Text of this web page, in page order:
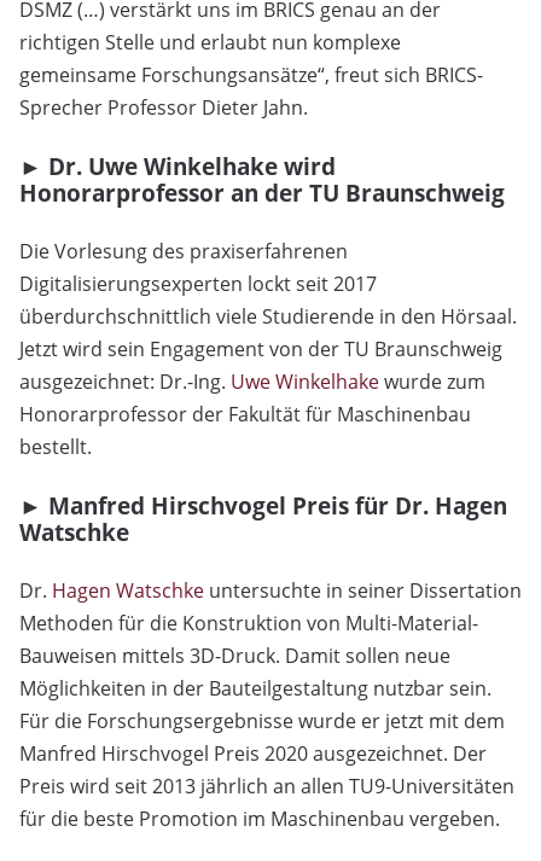
DSMZ (…) verstärkt uns im BRICS genau an der
richtigen Stelle und erlaubt nun komplexe
gemeinsame Forschungsansätze“, freut sich BRICS-
Sprecher Professor Dieter Jahn.
► Dr. Uwe Winkelhake wird
Honorarprofessor an der TU Braunschweig
Die Vorlesung des praxiserfahrenen
Digitalisierungsexperten lockt seit 2017
überdurchschnittlich viele Studierende in den Hörsaal.
Jetzt wird sein Engagement von der TU Braunschweig
ausgezeichnet: Dr.-Ing. Uwe Winkelhakewurde zum
Honorarprofessor der Fakultät für Maschinenbau
bestellt.
► Manfred Hirschvogel Preis für Dr. Hagen
Watschke
Dr. Hagen Watschke untersuchte in seiner Dissertation
Methoden für die Konstruktion von Multi-Material-
Bauweisen mittels 3D-Druck. Damit sollen neue
Möglichkeiten in der Bauteilgestaltung nutzbar sein.
Für die Forschungsergebnisse wurde er jetzt mit dem
Manfred Hirschvogel Preis 2020 ausgezeichnet. Der
Preis wird seit 2013 jährlich an allen TU9-Universitäten
für die beste Promotion im Maschinenbau vergeben.